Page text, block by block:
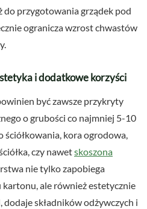
do przygotowania grządek pod
ogranicza wzrost chwastów
i dodatkowe korzyści
być zawsze przykryty
o grubości co najmniej 5-10
kora ogrodowa,
czy nawetskoszona
nie tylko zapobiega
ale również estetycznie
składników odżywczych i